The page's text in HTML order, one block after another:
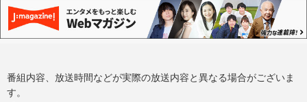
番組内容、放送時間などが実際の放送内容と異なる場合がございま
す。